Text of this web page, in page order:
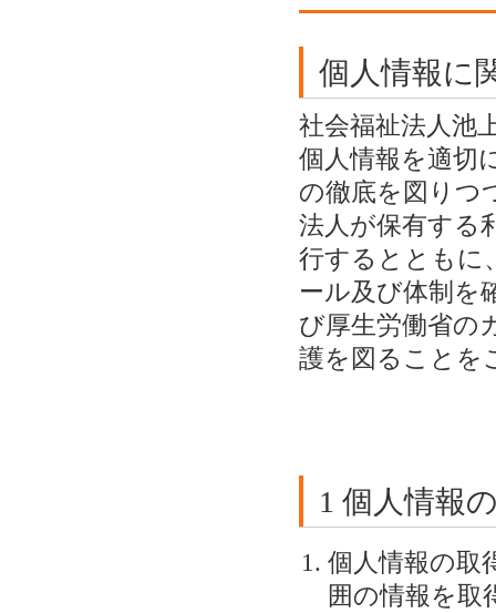
個人情報に
社会福祉法人池
個人情報を適切
の徹底を図りつ
法人が保有する
行するとともに
ール及び体制を
び厚生労働省の
護を図ることを
1 個人情報
個人情報の取
囲の情報を取